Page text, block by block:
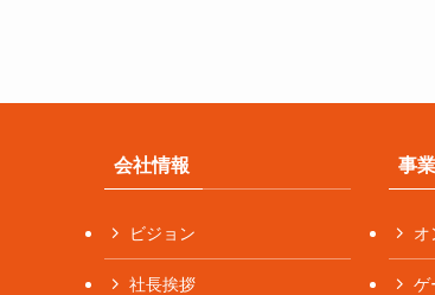
会社情報
ビジョン
社長挨拶
事
オ
ゲ